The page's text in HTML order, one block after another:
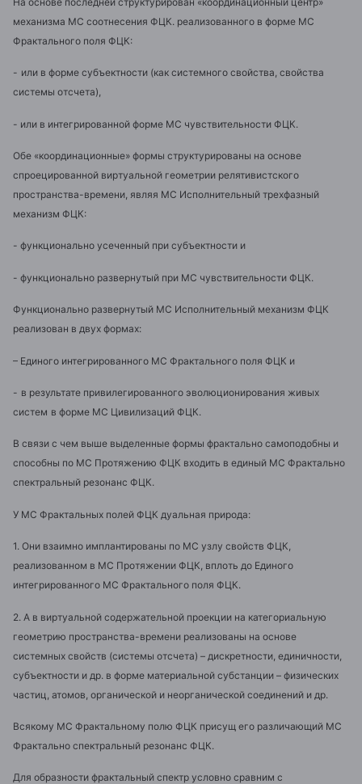
механизма МС соотнесения ФЦК. реализованного в форме МС
Фрактального поля ФЦК:
- или в форме субъектности (как системного свойства, свойства
системы отсчета),
- или в интегрированной форме МС чувствительности ФЦК.
Обе «координационные» формы структурированы на основе
спроецированной виртуальной геометрии релятивистского
пространства-времени, являя МС Исполнительный трехфазный
механизм ФЦК:
- функционально усеченный при субъектности и
- функционально развернутый при МС чувствительности ФЦК.
Функционально развернутый МС Исполнительный механизм ФЦК
реализован в двух формах:
– Единого интегрированного МС Фрактального поля ФЦК и
- в результате привилегированного эволюционирования живых
систем в форме МС Цивилизаций ФЦК.
В связи с чем выше выделенные формы фрактально самоподобны и
способны по МС Протяжению ФЦК входить в единый МС Фрактально
спектральный резонанс ФЦК.
У МС Фрактальных полей ФЦК дуальная природа:
1. Они взаимно имплантированы по МС узлу свойств ФЦК,
реализованном в МС Протяжении ФЦК, вплоть до Единого
интегрированного МС Фрактального поля ФЦК.
2. А в виртуальной содержательной проекции на категориальную
геометрию пространства-времени реализованы на основе
системных свойств (системы отсчета) – дискретности, единичности,
субъектности и др. в форме материальной субстанции – физических
частиц, атомов, органической и неорганической соединений и др.
Всякому МС Фрактальному полю ФЦК присущ его различающий МС
Фрактально спектральный резонанс ФЦК.
Для образности фрактальный спектр условно сравним с